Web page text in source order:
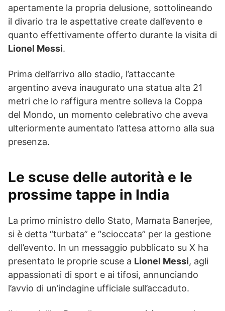
apertamente la propria delusione, sottolineando
il divario tra le aspettative create dall’evento e
quanto effettivamente offerto durante la visita di
Lionel Messi.
Prima dell’arrivo allo stadio, l’attaccante
argentino aveva inaugurato una statua alta 21
metri che lo raffigura mentre solleva la Coppa
del Mondo, un momento celebrativo che aveva
ulteriormente aumentato l’attesa attorno alla sua
presenza.
Le scuse delle autorità e le
prossime tappe in India
La primo ministro dello Stato, Mamata Banerjee,
si è detta “turbata” e “scioccata” per la gestione
dell’evento. In un messaggio pubblicato su X ha
presentato le proprie scuse a Lionel Messi, agli
appassionati di sport e ai tifosi, annunciando
l’avvio di un’indagine ufficiale sull’accaduto.